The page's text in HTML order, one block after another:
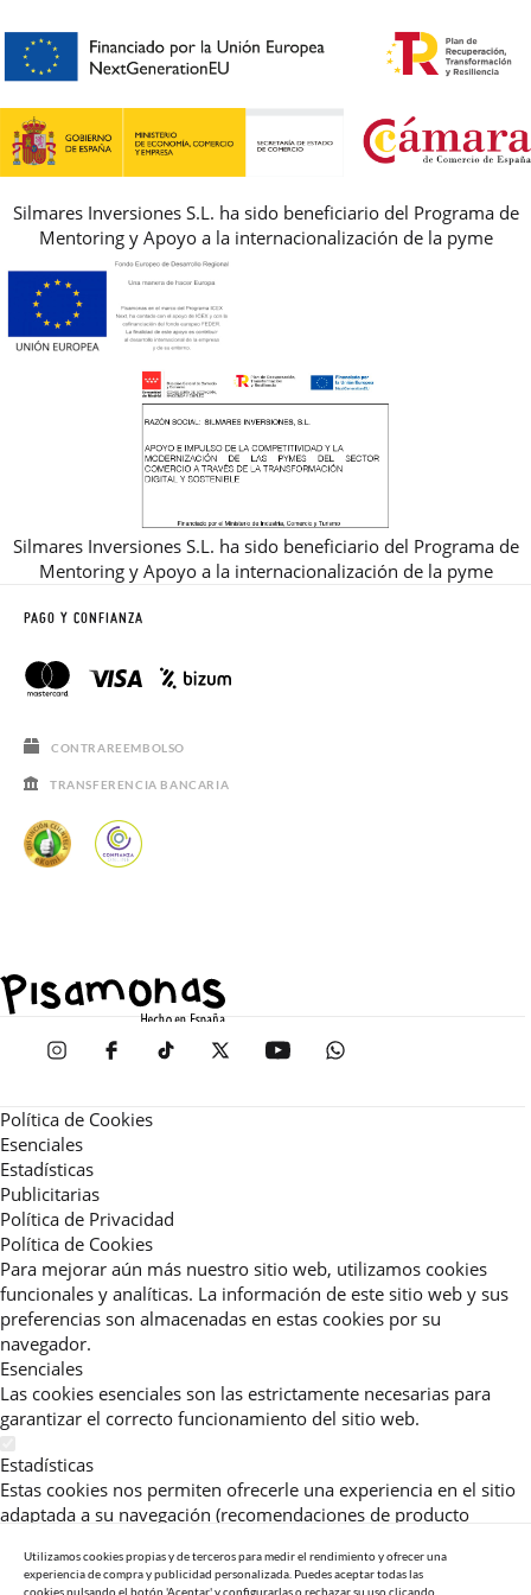
paquete.
AVISO LEGAL, PRIVACIDAD Y COOKIES
REBAJAS
PREGUNTAS FRECUENTES
Silmares Inversiones S.L. ha sido beneficiario del Programa de
Mentoring y Apoyo a la internacionalización de la pyme
Silmares Inversiones S.L. ha sido beneficiario del Programa de
Mentoring y Apoyo a la internacionalización de la pyme
PAGO Y CONFIANZA
CONTRAREEMBOLSO
TRANSFERENCIA BANCARIA
Política de Cookies
Esenciales
Estadísticas
Publicitarias
Política de Privacidad
Política de Cookies
Para mejorar aún más nuestro sitio web, utilizamos cookies
funcionales y analíticas. La información de este sitio web y sus
preferencias son almacenadas en estas cookies por su
navegador.
Esenciales
Las cookies esenciales son las estrictamente necesarias para
garantizar el correcto funcionamiento del sitio web.
Estadísticas
Estas cookies nos permiten ofrecerle una experiencia en el sitio
adaptada a su navegación (recomendaciones de producto
consultadas, etc).Al activar esta cookie, nos ayuda a mejorar aún
más su experiencia.
Utilizamos cookies propias y de terceros para medir el rendimiento y ofrecer una
experiencia de compra y publicidad personalizada. Puedes aceptar todas las
cookies pulsando el botón 'Aceptar' y configurarlas o rechazar su uso clicando